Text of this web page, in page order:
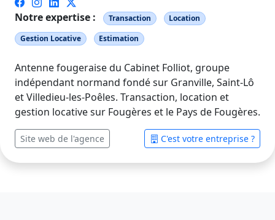
Notre expertise : Transaction
Location
Gestion Locative
Estimation
Antenne fougeraise du Cabinet Folliot, groupe
indépendant normand fondé sur Granville, Saint-Lô
et Villedieu-les-Poêles. Transaction, location et
gestion locative sur Fougères et le Pays de Fougères.
Site web de l'agence C'est votre entreprise ?